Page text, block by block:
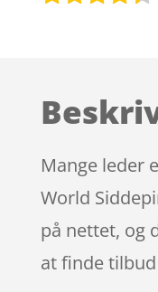
på
mmelser
Mange leder
World
på nettet, og
at finde